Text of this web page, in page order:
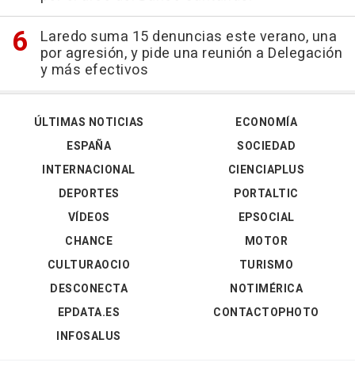
Laredo suma 15 denuncias este verano, una
por agresión, y pide una reunión a Delegación
y más efectivos
ÚLTIMAS NOTICIAS
ESPAÑA
INTERNACIONAL
DEPORTES
VÍDEOS
ECONOMÍA
SOCIEDAD
CIENCIAPLUS
PORTALTIC
EPSOCIAL
CHANCE
CULTURAOCIO
DESCONECTA
EPDATA.ES
INFOSALUS
MOTOR
TURISMO
NOTIMÉRICA
CONTACTOPHOTO